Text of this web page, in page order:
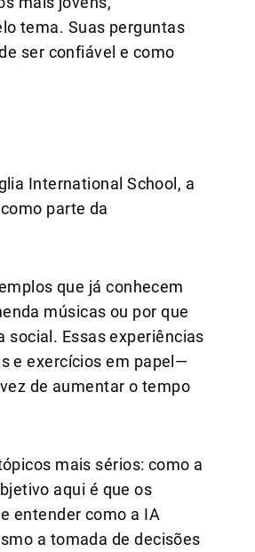
tema. Suas perguntas
ser confiável e como
International School, a
parte da
que já conhecem
músicas ou por que
Essas experiências
e exercícios em papel—
de aumentar o tempo
mais sérios: como a
aqui é que os
entender como a IA
a tomada de decisões